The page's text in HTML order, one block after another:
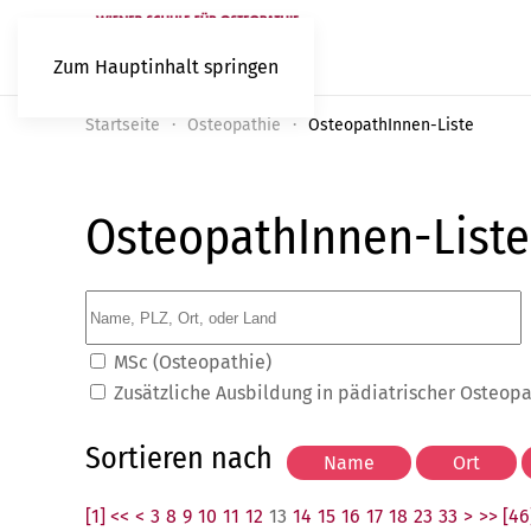
Zum Hauptinhalt springen
Startseite Osteopathie OsteopathInnen-Liste
OsteopathInnen-Liste
MSc (Osteopathie)
Zusätzliche Ausbildung in pädiatrischer
Sortieren nach
[1] << < 3 8 9 10 11 12 13 14 15 16 17 18 23 33 > >>